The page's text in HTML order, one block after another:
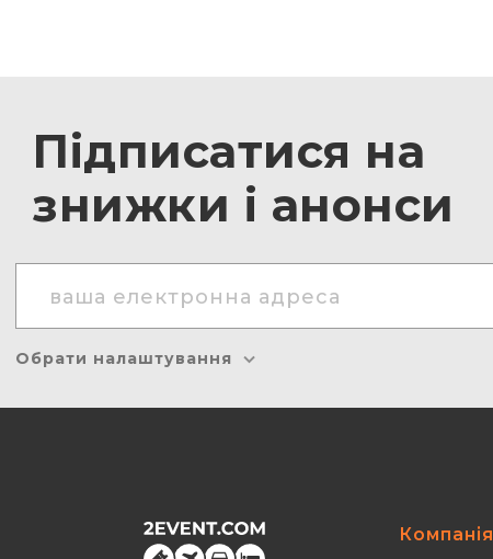
Підписатися на
знижки і анонси
Обрати налаштування
Компанія